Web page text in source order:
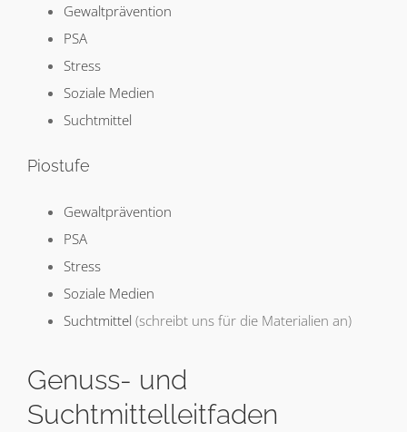
Gewaltprävention
PSA
Stress
Soziale Medien
Suchtmittel
Piostufe
Gewaltprävention
PSA
Stress
Soziale Medien
Suchtmittel (schreibt uns für die Materialien an)
Genuss- und
Suchtmittelleitfaden